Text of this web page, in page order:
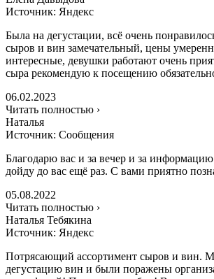
Источник: Яндекс
Была на дегустации, всё очень
сыров и вин замечательный, цены
интересные, девушки работают очень
сыра рекомендую к посещению
06.02.2023
Читать полностью ›
Наталья
Источник: Сообщения
Благодарю вас и за вечер и за
дойду до вас ещё раз. С вами приятно
05.08.2022
Читать полностью ›
Наталья Тебякина
Источник: Яндекс
Потрясающий ассортимент сыров и вин.
дегустацию вин и были поражены